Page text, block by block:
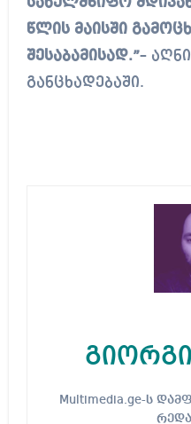
სახელმწიფო
წლის მაისში
შესაბამისად.”–
განცხადებაში.
Multimedia.ge-ს დამფუძნებელი და მთავარი